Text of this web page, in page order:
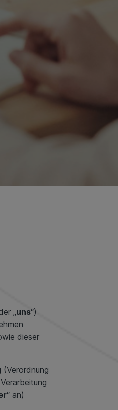
„uns“)
dieser
“ an)